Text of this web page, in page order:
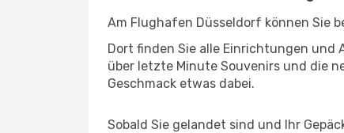
Am Flughafen Düsseldorf können Sie
Dort finden Sie alle Einrichtungen und
über letzte Minute Souvenirs und die
Geschmack etwas dabei.
Sobald Sie gelandet sind und Ihr